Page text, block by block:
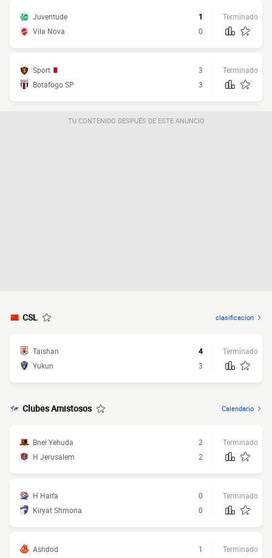
Juventude
1
Vila Nova
0
Terminado
Sport
3
Botafogo SP
3
Terminado
TU CONTENIDO DESPUÉS DE ESTE ANUNCIO
CSL clasificacion
Taishan
4
Yukun
3
Terminado
Clubes Amistosos Calendario
Bnei Yehuda
2
H Jerusalem
2
Terminado
H Haifa
0
Kiryat Shmona
0
Terminado
Ashdod
1
Terminado